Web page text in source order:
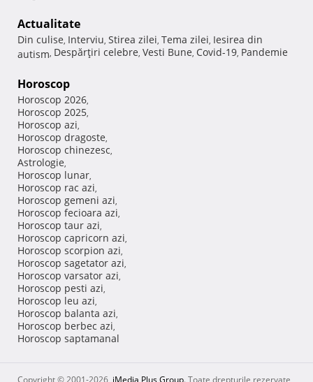
Actualitate
Din culise, Interviu, Stirea zilei, Tema zilei, Iesirea din
autism, Despărţiri celebre, Vesti Bune, Covid-19, Pandemie
Horoscop
Horoscop 2026,
Horoscop 2025,
Horoscop azi,
Horoscop dragoste,
Horoscop chinezesc,
Astrologie,
Horoscop lunar,
Horoscop rac azi,
Horoscop gemeni azi,
Horoscop fecioara azi,
Horoscop taur azi,
Horoscop capricorn azi,
Horoscop scorpion azi,
Horoscop sagetator azi,
Horoscop varsator azi,
Horoscop pesti azi,
Horoscop leu azi,
Horoscop balanta azi,
Horoscop berbec azi,
Horoscop saptamanal